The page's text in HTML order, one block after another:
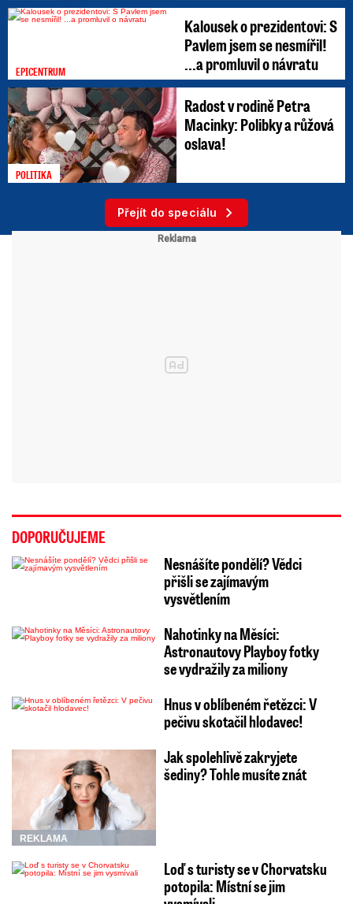
EPICENTRUM
Kalousek o prezidentovi: S
Pavlem jsem se nesmířil!
...a promluvil o návratu
POLITIKA
Radost v rodině Petra
Macinky: Polibky a růžová
oslava!
Přejít do speciálu
DOPORUČUJEME
Nesnášíte pondělí? Vědci
přišli se zajímavým
vysvětlením
Nahotinky na Měsíci:
Astronautovy Playboy fotky
se vydražily za miliony
Hnus v oblíbeném řetězci: V
pečivu skotačil hlodavec!
REKLAMA
Jak spolehlivě zakryjete
šediny? Tohle musíte znát
Loď s turisty se v Chorvatsku
potopila: Místní se jim